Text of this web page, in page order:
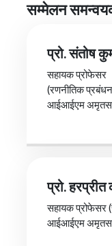
सम्मेलन
प्रो. संतोष
सहायक प्रोफेसर
(रणनीतिक
आईआईएम
प्रो. हरप्रीत
सहायक प्रोफेसर
आईआईएम